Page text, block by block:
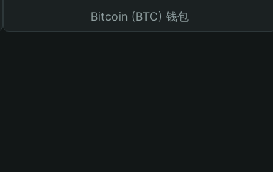
Bitcoin (BTC) 钱包